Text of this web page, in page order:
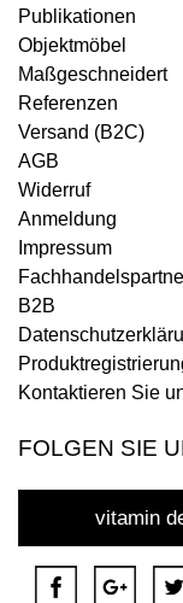
Publikationen
Objektmöbel
Maßgeschneidert
Referenzen
Versand (B2C)
AGB
Widerruf
Anmeldung
Impressum
B2B
Kontaktieren Sie
FOLGEN SIE
vitamin